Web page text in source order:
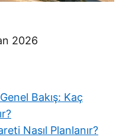
2026
Bakış: Kaç
Nasıl Planlanır?